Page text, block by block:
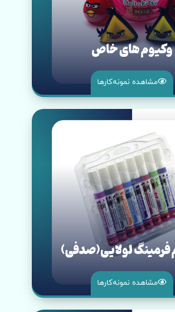
وکیوم های خاص
مشاهده نمونه‌کار‌ها
فرمینگ لولایی(صدفی)
مشاهده نمونه‌کار‌ها